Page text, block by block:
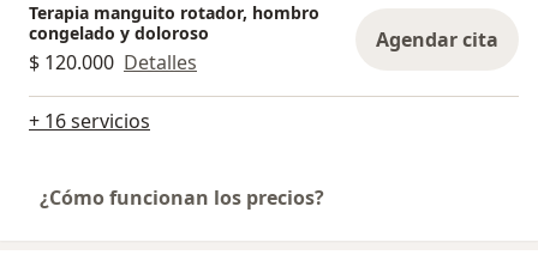
Terapia manguito rotador, hombro
congelado y doloroso
$ 120.000 Detalles
Agendar cita
+ 16 servicios
¿Cómo funcionan los precios?